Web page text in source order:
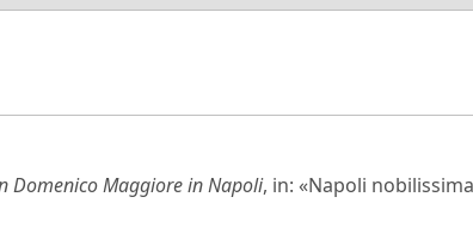
Domenico Maggiore in Napoli, in: «Napoli